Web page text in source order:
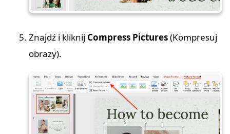
Znajdź i kliknij Compress Pictures(Kompresuj
obrazy).